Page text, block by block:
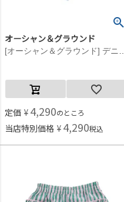
オーシャン＆グラウンド
定価 ¥ 4,290のところ
当店特別価格 ¥ 4,290税込